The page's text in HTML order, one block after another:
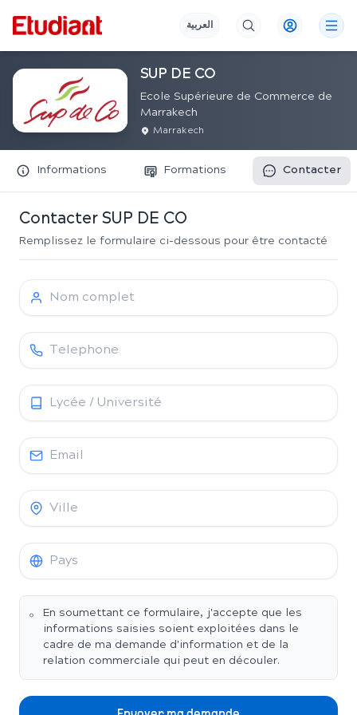
العربية
SUP DE CO
Ecole Supérieure de Commerce de
Marrakech
Marrakech
Informations Formations Contacter
Contacter SUP DE CO
Remplissez le formulaire ci-dessous pour être contacté
En soumettant ce formulaire, j'accepte que les
informations saisies soient exploitées dans le
cadre de ma demande d'information et de la
relation commerciale qui peut en découler.